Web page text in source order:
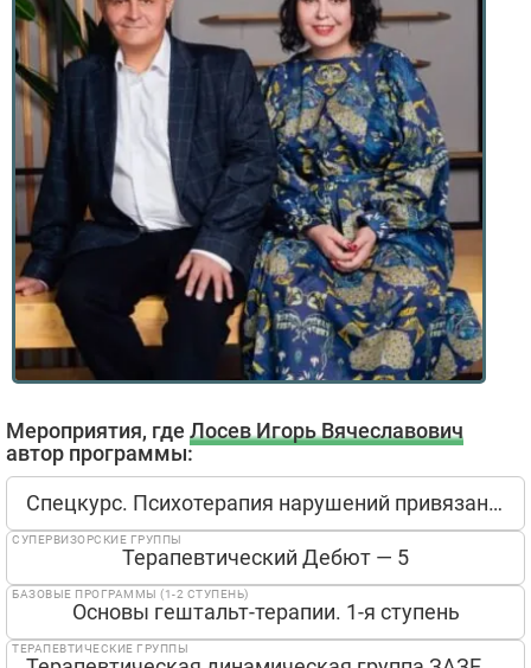
Мероприятия, где Лосев Игорь Вячеславович
автор программы:
Спецкурс. Психотерапия нарушений привязанности. Интегративный гештальт-подход.
Терапевтический Дебют — 5
СУПЕРВИЗОРСКИЕ ГРУППЫ
Основы гештальт-терапии. 1-я ступень
БАЗОВЫЕ ПРОГРАММЫ (1-2 СТУПЕНЬ)
ТЕРАПЕВТИЧЕСКИЕ ГРУППЫ